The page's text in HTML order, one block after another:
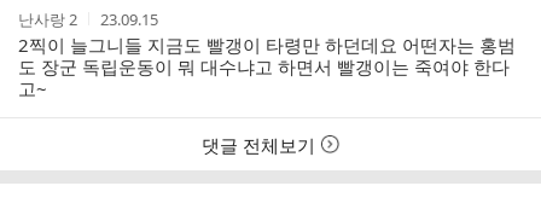
작
성
자
난사랑 2
작
성
시
간
23.09.15
2찍이 늘그니들 지금도 빨갱이 타령만 하던데요 어떤자는 홍범
도 장군 독립운동이 뭐 대수냐고 하면서 빨갱이는 죽여야 한다
고~
댓글 전체보기